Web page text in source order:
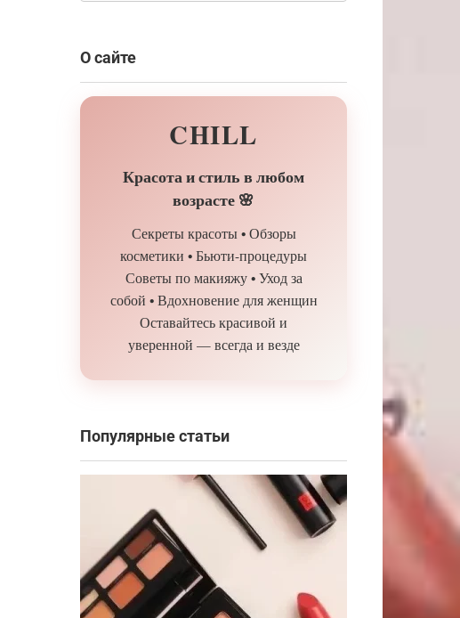
О сайте
CHILL
Красота и стиль в любом
возрасте 🌸
Секреты красоты • Обзоры
косметики • Бьюти-процедуры
Советы по макияжу • Уход за
собой • Вдохновение для женщин
Оставайтесь красивой и
уверенной — всегда и везде
Популярные статьи